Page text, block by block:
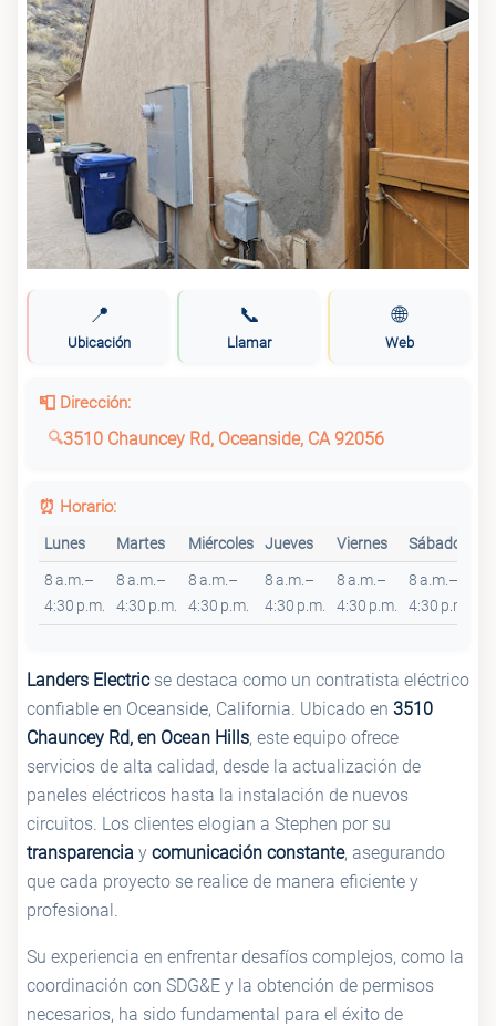
📍
Ubicación
📞
Llamar
🌐
Web
📮 Dirección:
3510 Chauncey Rd, Oceanside, CA 92056
⏰ Horario:
Lunes Martes Miércoles Jueves Viernes Sábado
8 a.m.–
4:30 p.m.
8 a.m.–
4:30 p.m.
8 a.m.–
4:30 p.m.
8 a.m.–
4:30 p.m.
8 a.m.–
4:30 p.m.
8 a.m.–
4:30 p.m.
Landers Electricse destaca como un contratista eléctrico
confiable en Oceanside, California. Ubicado en 3510
Chauncey Rd, en Ocean Hills, este equipo ofrece
servicios de alta calidad, desde la actualización de
paneles eléctricos hasta la instalación de nuevos
circuitos. Los clientes elogian a Stephen por su
transparencia y comunicación constante, asegurando
que cada proyecto se realice de manera eficiente y
profesional.
Su experiencia en enfrentar desafíos complejos, como la
coordinación con SDG&E y la obtención de permisos
necesarios, ha sido fundamental para el éxito de